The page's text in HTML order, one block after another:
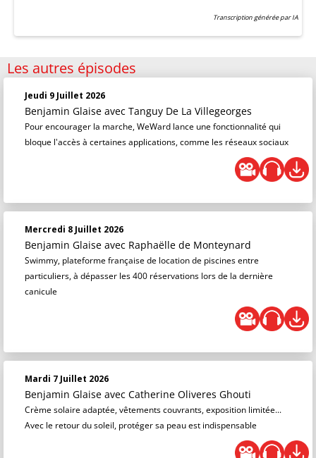
Transcription générée par IA
Les autres épisodes
Jeudi 9 Juillet 2026
Benjamin Glaise avec Tanguy De La Villegeorges
Pour encourager la marche, WeWard lance une fonctionnalité qui
bloque l'accès à certaines applications, comme les réseaux sociaux
Mercredi 8 Juillet 2026
Benjamin Glaise avec Raphaëlle de Monteynard
Swimmy, plateforme française de location de piscines entre
particuliers, à dépasser les 400 réservations lors de la dernière
canicule
Mardi 7 Juillet 2026
Benjamin Glaise avec Catherine Oliveres Ghouti
Crème solaire adaptée, vêtements couvrants, exposition limitée...
Avec le retour du soleil, protéger sa peau est indispensable